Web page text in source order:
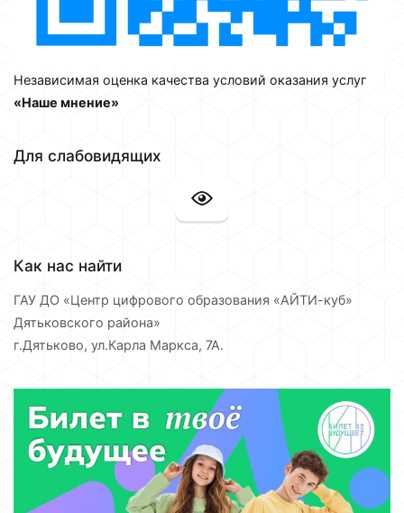
Независимая оценка качества условий оказания услуг
«Наше мнение»
Для слабовидящих
Как нас найти
ГАУ ДО «Центр цифрового образования «АЙТИ-куб»
Дятьковского района»
г.Дятьково, ул.Карла Маркса, 7А.